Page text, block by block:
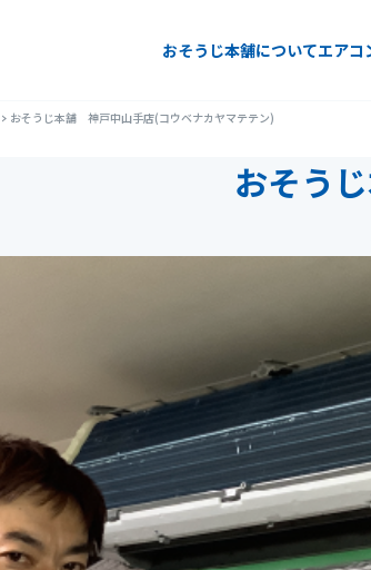
おそうじ本舗についてエアコ
おそうじ本舗 神戸中山手店(コウベナカヤマテテン)
おそう